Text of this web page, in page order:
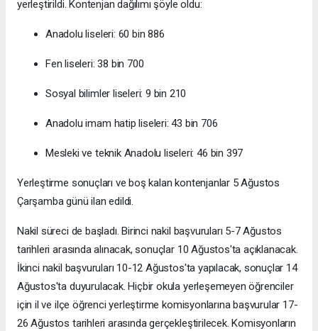
yerleştirildi. Kontenjan dağılımı şöyle oldu:
Anadolu liseleri: 60 bin 886
Fen liseleri: 38 bin 700
Sosyal bilimler liseleri: 9 bin 210
Anadolu imam hatip liseleri: 43 bin 706
Mesleki ve teknik Anadolu liseleri: 46 bin 397
Yerleştirme sonuçları ve boş kalan kontenjanlar 5 Ağustos
Çarşamba günü ilan edildi.
Nakil süreci de başladı. Birinci nakil başvuruları 5-7 Ağustos
tarihleri arasında alınacak, sonuçlar 10 Ağustos'ta açıklanacak.
İkinci nakil başvuruları 10-12 Ağustos'ta yapılacak, sonuçlar 14
Ağustos'ta duyurulacak. Hiçbir okula yerleşemeyen öğrenciler
için il ve ilçe öğrenci yerleştirme komisyonlarına başvurular 17-
26 Ağustos tarihleri arasında gerçekleştirilecek. Komisyonların